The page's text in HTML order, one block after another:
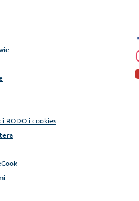
RODO i cookies